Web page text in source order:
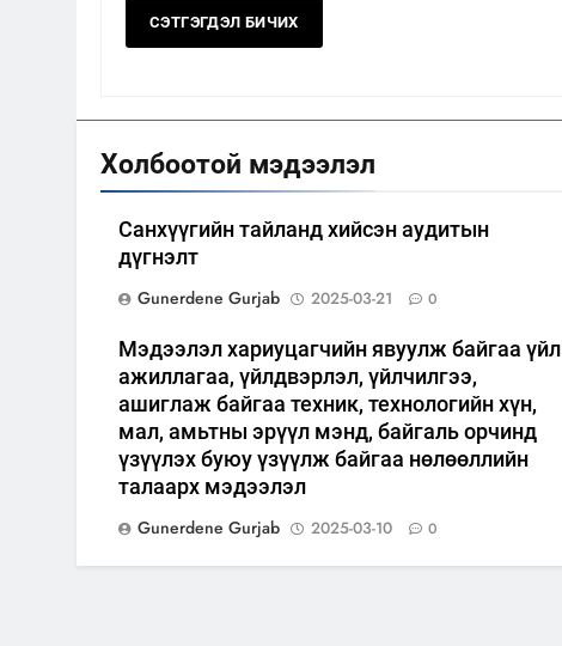
Холбоотой мэдээлэл
Санхүүгийн тайланд хийсэн аудитын
дүгнэлт
Gunerdene Gurjab
2025-03-21 0
Мэдээлэл хариуцагчийн явуулж байгаа үйл
ажиллагаа, үйлдвэрлэл, үйлчилгээ,
ашиглаж байгаа техник, технологийн хүн,
мал, амьтны эрүүл мэнд, байгаль орчинд
үзүүлэх буюу үзүүлж байгаа нөлөөллийн
талаарх мэдээлэл
Gunerdene Gurjab
2025-03-10 0